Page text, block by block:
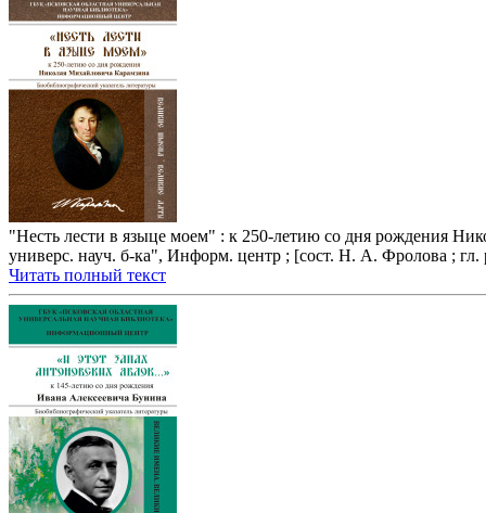
"Несть лести в языце моем" : к 250-летию со дня рождения
универс. науч. б-ка", Информ. центр ; [сост. Н. А. Фролова ;
Читать полный текст